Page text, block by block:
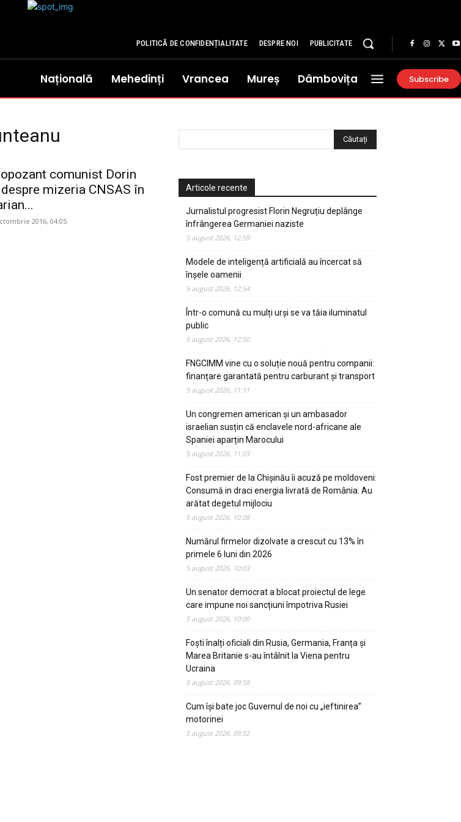
POLITICĂ DE CONFIDENȚIALITATE DESPRE NOI PUBLICITATE
Națională Mehedinți Vrancea Mureș Dâmbovița Subscribe
comunist Dorin
mizeria CNSAS în
2016, 04:05
Articole recente
Jurnalistul progresist Florin Negruțiu deplânge
înfrângerea Germaniei naziste
5 august 2026, 12:59
Modele de inteligență artificială au încercat să
înșele oamenii
5 august 2026, 12:54
Într-o comună cu mulți urși se va tăia iluminatul
public
5 august 2026, 12:50
FNGCIMM vine cu o soluție nouă pentru companii:
finanțare garantată pentru carburant și transport
5 august 2026, 11:11
Un congremen american și un ambasador
israelian susțin că enclavele nord-africane ale
Spaniei aparțin Marocului
5 august 2026, 11:03
Fost premier de la Chișinău îi acuză pe moldoveni:
Consumă in draci energia livrată de România. Au
arătat degetul mijlociu
5 august 2026, 10:08
Numărul firmelor dizolvate a crescut cu 13% în
primele 6 luni din 2026
5 august 2026, 10:03
Un senator democrat a blocat proiectul de lege
care impune noi sancțiuni împotriva Rusiei
5 august 2026, 10:00
Foști înalți oficiali din Rusia, Germania, Franța și
Marea Britanie s-au întâlnit la Viena pentru
Ucraina
5 august 2026, 09:58
Cum își bate joc Guvernul de noi cu „ieftinirea”
motorinei
5 august 2026, 09:52